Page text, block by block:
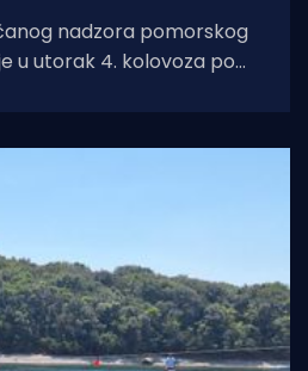
nadzora pomorskog
u utorak 4. kolovoza pod